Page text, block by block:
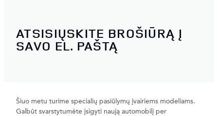
ATSISIŲSKITE BROŠIŪRĄ Į
SAVO EL. PAŠTĄ
Šiuo metu turime specialių pasiūlymų įvairiems modeliams.
Galbūt svarstytumėte įsigyti naują automobilį per